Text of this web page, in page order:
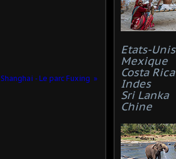
Shanghai - Le parc Fuxing
Etats-Unis
Mexique
Costa Rica
Indes
Sri Lanka
Chine